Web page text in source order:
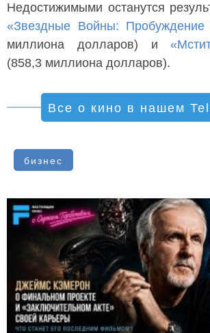
Недостижимыми останутся
«Звездные Войны:
миллиона долларов) и
(858,3 миллиона долларов).
Все о кино в нашем
бизнес